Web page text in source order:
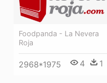
Foodpanda - La Nevera
Roja
2968*1975 4 1